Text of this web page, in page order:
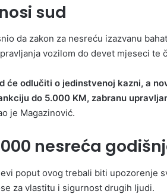
sud
da zakon za nesreću izazvanu
vozilom do devet mjeseci te
će odlučiti o jedinstvenoj kazni, a
do 5.000 KM, zabranu
je Magazinović.
nesreća
poput ovog trebali biti upozorenje
za vlastitu i sigurnost drugih ljudi.